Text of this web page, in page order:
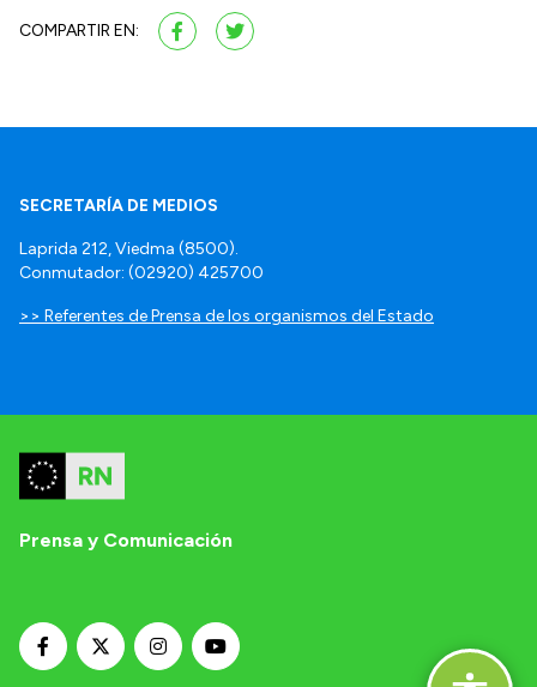
COMPARTIR EN:
SECRETARÍA DE MEDIOS
Laprida 212, Viedma (8500).
Conmutador: (02920) 425700
>> Referentes de Prensa de los organismos del Estado
Prensa y Comunicación